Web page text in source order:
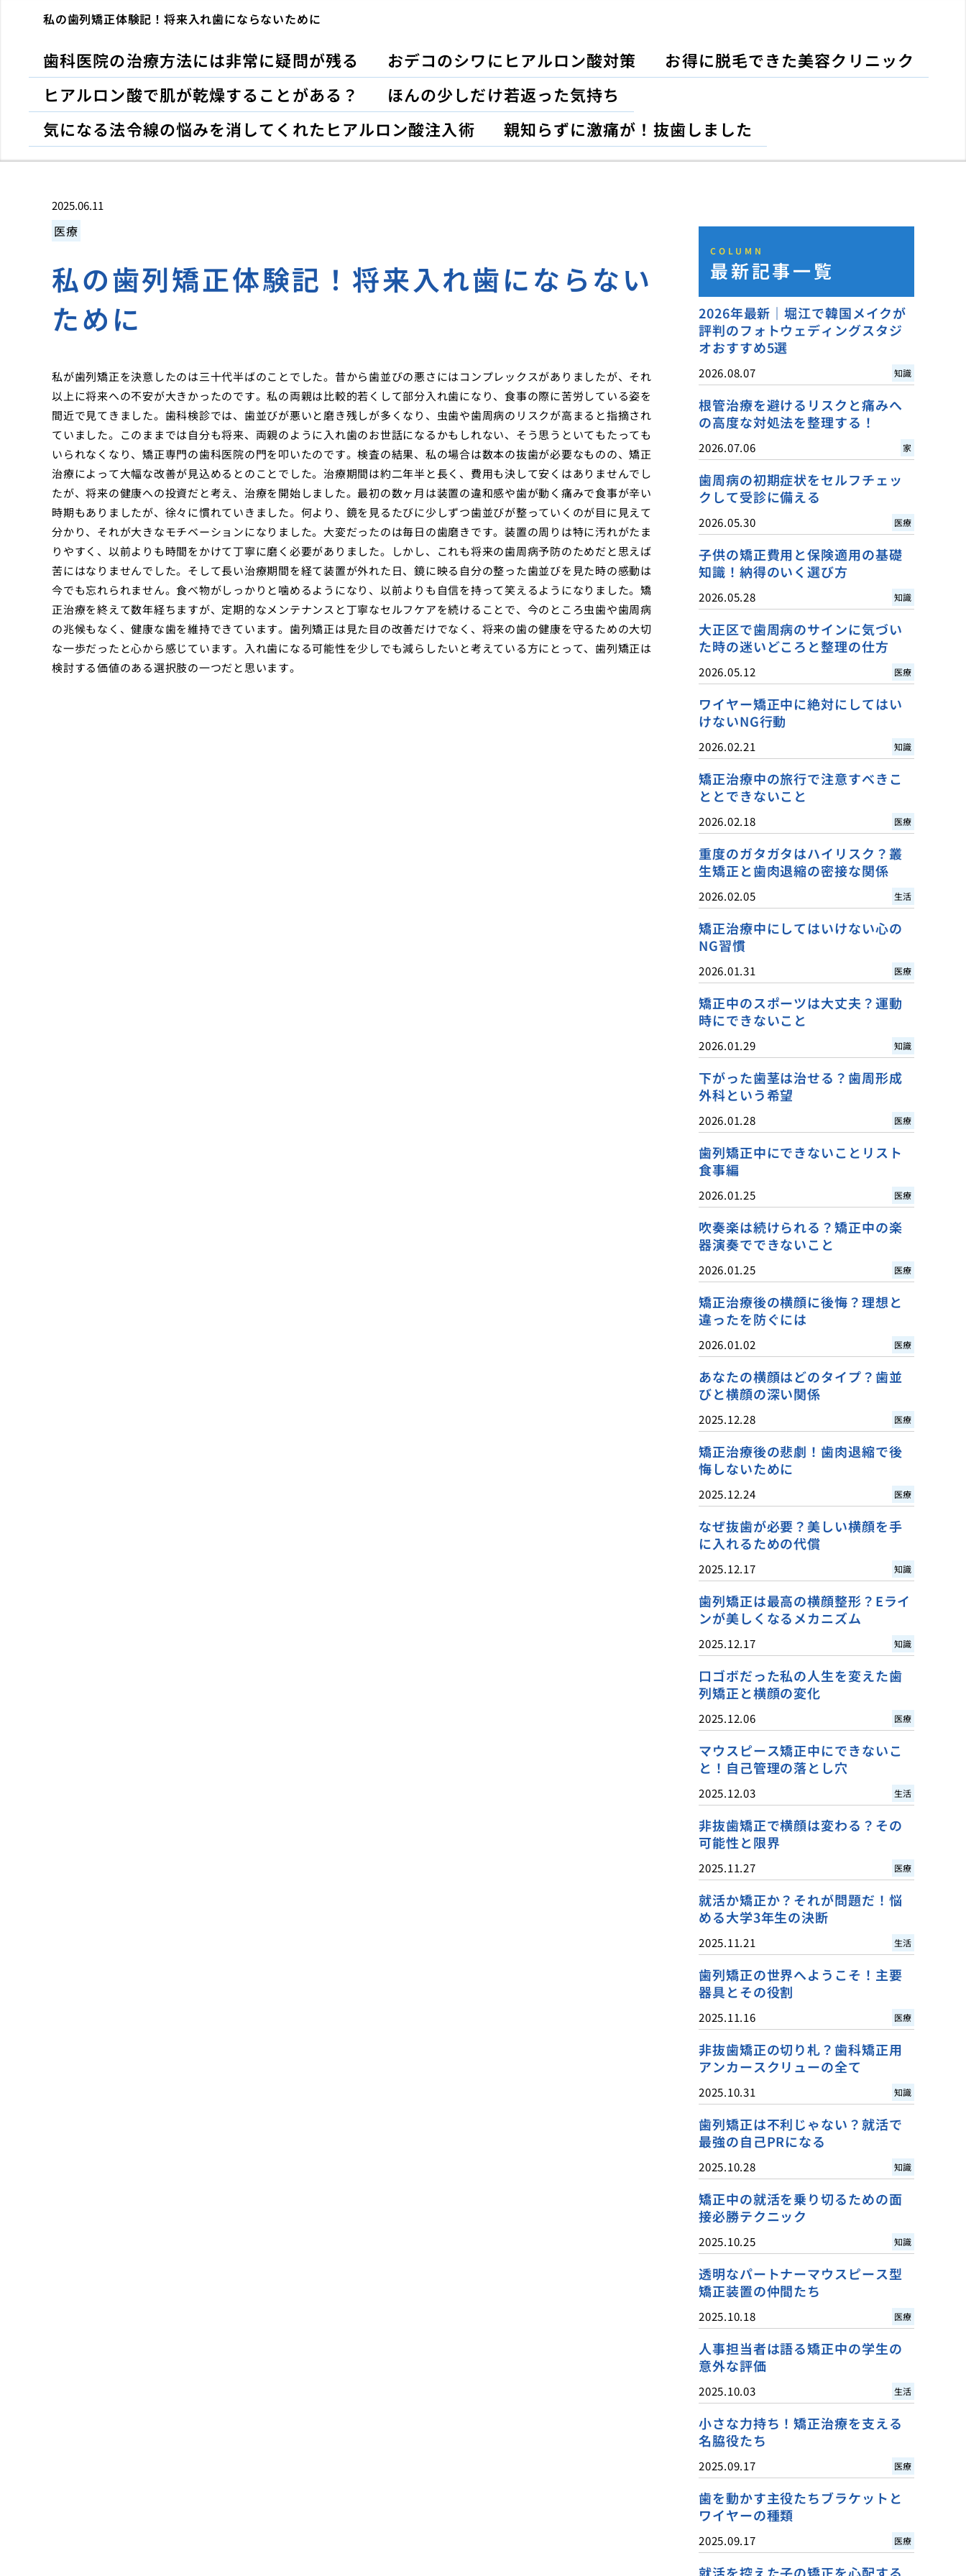
私の歯列矯正体験記！将来入れ歯にならないために
歯科医院の治療方法には非常に疑問が残る おデコのシワにヒアルロン酸対策
お得に脱毛できた美容クリニック
ヒアルロン酸で肌が乾燥することがある？
ほんの少しだけ若返った気持ち
気になる法令線の悩みを消してくれたヒアルロン酸注入術
親知らずに激痛が！抜歯しました
2025.06.11
医療
私の歯列矯正体験記！将来入れ歯にならない
ために
私が歯列矯正を決意したのは三十代半ばのことでした。昔から歯並びの悪さにはコンプレックスがありましたが、それ
以上に将来への不安が大きかったのです。私の両親は比較的若くして部分入れ歯になり、食事の際に苦労している姿を
間近で見てきました。歯科検診では、歯並びが悪いと磨き残しが多くなり、虫歯や歯周病のリスクが高まると指摘され
ていました。このままでは自分も将来、両親のように入れ歯のお世話になるかもしれない、そう思うといてもたっても
いられなくなり、矯正専門の歯科医院の門を叩いたのです。検査の結果、私の場合は数本の抜歯が必要なものの、矯正
治療によって大幅な改善が見込めるとのことでした。治療期間は約二年半と長く、費用も決して安くはありませんでし
たが、将来の健康への投資だと考え、治療を開始しました。最初の数ヶ月は装置の違和感や歯が動く痛みで食事が辛い
時期もありましたが、徐々に慣れていきました。何より、鏡を見るたびに少しずつ歯並びが整っていくのが目に見えて
分かり、それが大きなモチベーションになりました。大変だったのは毎日の歯磨きです。装置の周りは特に汚れがたま
りやすく、以前よりも時間をかけて丁寧に磨く必要がありました。しかし、これも将来の歯周病予防のためだと思えば
苦にはなりませんでした。そして長い治療期間を経て装置が外れた日、鏡に映る自分の整った歯並びを見た時の感動は
今でも忘れられません。食べ物がしっかりと噛めるようになり、以前よりも自信を持って笑えるようになりました。矯
正治療を終えて数年経ちますが、定期的なメンテナンスと丁寧なセルフケアを続けることで、今のところ虫歯や歯周病
の兆候もなく、健康な歯を維持できています。歯列矯正は見た目の改善だけでなく、将来の歯の健康を守るための大切
な一歩だったと心から感じています。入れ歯になる可能性を少しでも減らしたいと考えている方にとって、歯列矯正は
検討する価値のある選択肢の一つだと思います。
COLUMN
最新記事一覧
2026年最新｜堀江で韓国メイクが
評判のフォトウェディングスタジ
オおすすめ5選
2026.08.07 知識
根管治療を避けるリスクと痛みへ
の高度な対処法を整理する！
2026.07.06 家
歯周病の初期症状をセルフチェッ
クして受診に備える
2026.05.30 医療
子供の矯正費用と保険適用の基礎
知識！納得のいく選び方
2026.05.28 知識
大正区で歯周病のサインに気づい
た時の迷いどころと整理の仕方
2026.05.12 医療
ワイヤー矯正中に絶対にしてはい
けないNG行動
2026.02.21 知識
矯正治療中の旅行で注意すべきこ
ととできないこと
2026.02.18 医療
重度のガタガタはハイリスク？叢
生矯正と歯肉退縮の密接な関係
2026.02.05 生活
矯正治療中にしてはいけない心の
NG習慣
2026.01.31 医療
矯正中のスポーツは大丈夫？運動
時にできないこと
2026.01.29 知識
下がった歯茎は治せる？歯周形成
外科という希望
2026.01.28 医療
歯列矯正中にできないことリスト
食事編
2026.01.25 医療
吹奏楽は続けられる？矯正中の楽
器演奏でできないこと
2026.01.25 医療
矯正治療後の横顔に後悔？理想と
違ったを防ぐには
2026.01.02 医療
あなたの横顔はどのタイプ？歯並
びと横顔の深い関係
2025.12.28 医療
矯正治療後の悲劇！歯肉退縮で後
悔しないために
2025.12.24 医療
なぜ抜歯が必要？美しい横顔を手
に入れるための代償
2025.12.17 知識
歯列矯正は最高の横顔整形？Eライ
ンが美しくなるメカニズム
2025.12.17 知識
口ゴボだった私の人生を変えた歯
列矯正と横顔の変化
2025.12.06 医療
マウスピース矯正中にできないこ
と！自己管理の落とし穴
2025.12.03 生活
非抜歯矯正で横顔は変わる？その
可能性と限界
2025.11.27 医療
就活か矯正か？それが問題だ！悩
める大学3年生の決断
2025.11.21 生活
歯列矯正の世界へようこそ！主要
器具とその役割
2025.11.16 医療
非抜歯矯正の切り札？歯科矯正用
アンカースクリューの全て
2025.10.31 知識
歯列矯正は不利じゃない？就活で
最強の自己PRになる
2025.10.28 知識
矯正中の就活を乗り切るための面
接必勝テクニック
2025.10.25 知識
透明なパートナーマウスピース型
矯正装置の仲間たち
2025.10.18 医療
人事担当者は語る矯正中の学生の
意外な評価
2025.10.03 生活
小さな力持ち！矯正治療を支える
名脇役たち
2025.09.17 医療
歯を動かす主役たちブラケットと
ワイヤーの種類
2025.09.17 医療